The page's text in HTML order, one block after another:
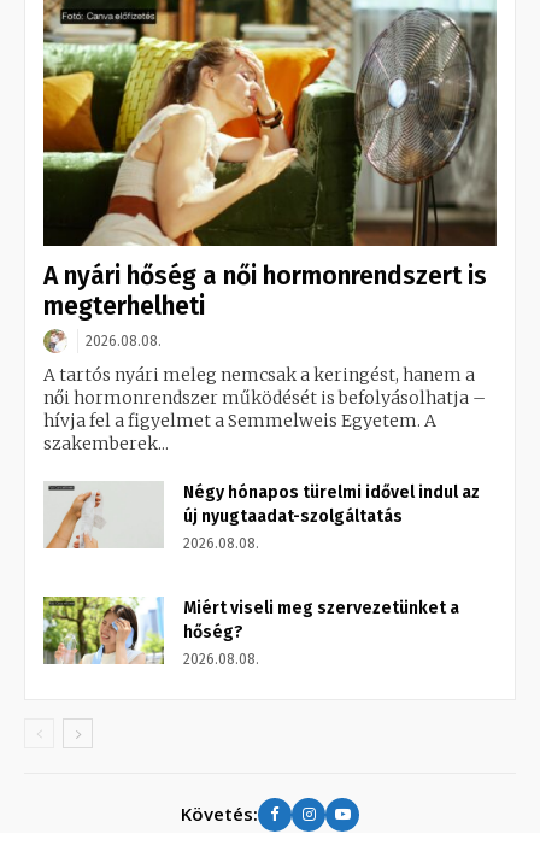
A nyári hőség a női hormonrendszert is
megterhelheti
2026.08.08.
A tartós nyári meleg nemcsak a keringést, hanem a
női hormonrendszer működését is befolyásolhatja –
hívja fel a figyelmet a Semmelweis Egyetem. A
szakemberek...
Négy hónapos türelmi idővel indul az
új nyugtaadat-szolgáltatás
2026.08.08.
Miért viseli meg szervezetünket a
hőség?
2026.08.08.
Követés: